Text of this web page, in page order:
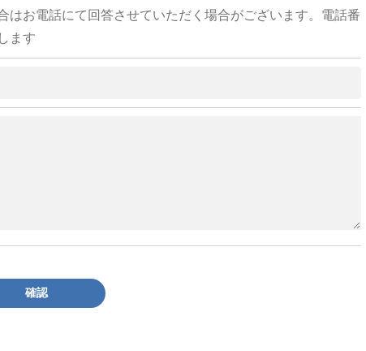
はお電話にて回答させていただく場合がございます。電話番
ます
確認